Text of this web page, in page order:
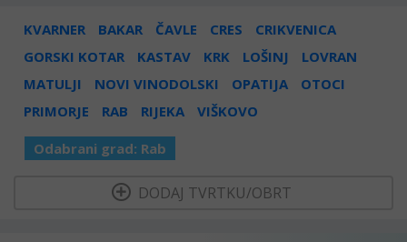
KVARNER BAKAR ČAVLE CRES
CRIKVENICA
GORSKI KOTAR
KASTAV KRK LOŠINJ
LOVRAN
MATULJI
NOVI VINODOLSKI OPATIJA
OTOCI
PRIMORJE
RAB RIJEKA VIŠKOVO
Odabrani grad: Rab
DODAJ TVRTKU/OBRT